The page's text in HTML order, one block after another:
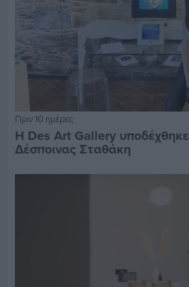
Πριν 10 ημέρες
Η Des Art Gallery
Δέσποινας Σταθάκη